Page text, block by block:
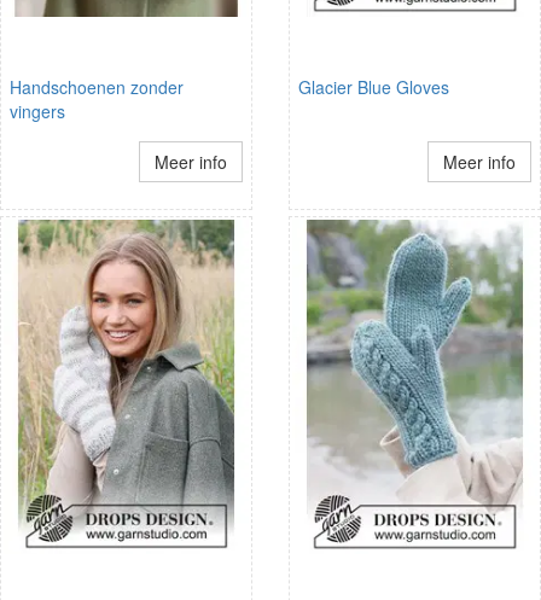
Handschoenen zonder
vingers
Meer info
Glacier Blue Gloves
Meer info